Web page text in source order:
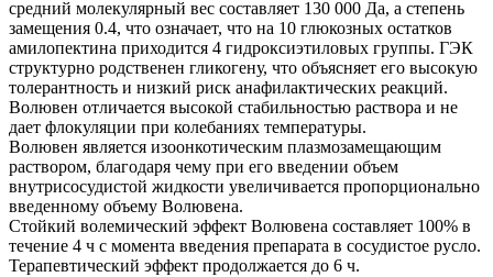
средний молекулярный вес составляет 130 000 Да, а степень
замещения 0.4, что означает, что на 10 глюкозных остатков
амилопектина приходится 4 гидроксиэтиловых группы. ГЭК
структурно родственен гликогену, что объясняет его высокую
толерантность и низкий риск анафилактических реакций.
Волювен отличается высокой стабильностью раствора и не
дает флокуляции при колебаниях температуры.
Волювен является изоонкотическим плазмозамещающим
раствором, благодаря чему при его введении объем
внутрисосудистой жидкости увеличивается пропорционально
введенному объему Волювена.
Стойкий волемический эффект Волювена составляет 100% в
течение 4 ч с момента введения препарата в сосудистое русло.
Терапевтический эффект продолжается до 6 ч.